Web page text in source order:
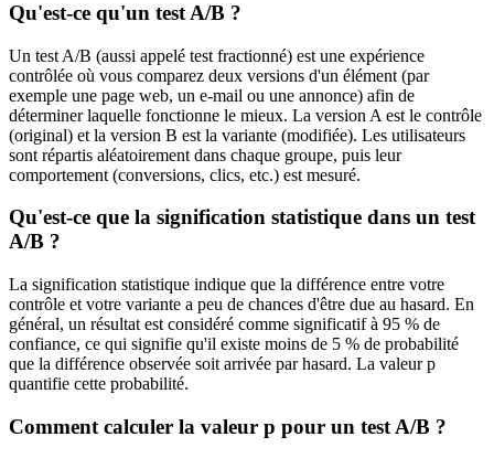
Qu'est-ce qu'un test A/B ?
Un test A/B (aussi appelé test fractionné) est une expérience
contrôlée où vous comparez deux versions d'un élément (par
exemple une page web, un e-mail ou une annonce) afin de
déterminer laquelle fonctionne le mieux. La version A est le contrôle
(original) et la version B est la variante (modifiée). Les utilisateurs
sont répartis aléatoirement dans chaque groupe, puis leur
comportement (conversions, clics, etc.) est mesuré.
Qu'est-ce que la signification statistique dans un test
A/B ?
La signification statistique indique que la différence entre votre
contrôle et votre variante a peu de chances d'être due au hasard. En
général, un résultat est considéré comme significatif à 95 % de
confiance, ce qui signifie qu'il existe moins de 5 % de probabilité
que la différence observée soit arrivée par hasard. La valeur p
quantifie cette probabilité.
Comment calculer la valeur p pour un test A/B ?